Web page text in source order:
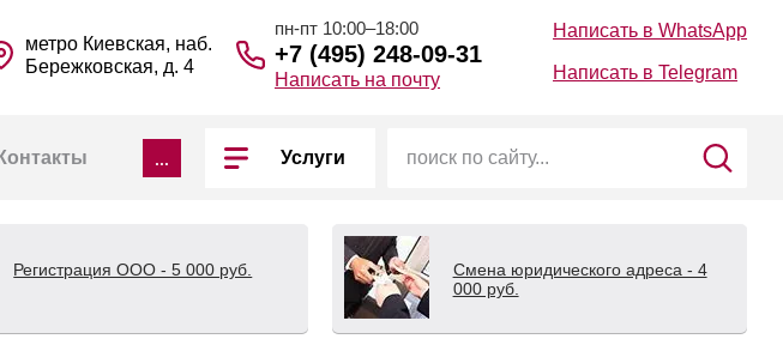
метро Киевская, наб.
Бережковская, д. 4
пн-пт 10:00–18:00
+7 (495) 248-09-31
Написать на почту
Написать в WhatsApp
Написать в Telegram
Контакты Услуги
Регистрация ООО - 5 000 руб.
Смена юридического адреса - 4
000 руб.